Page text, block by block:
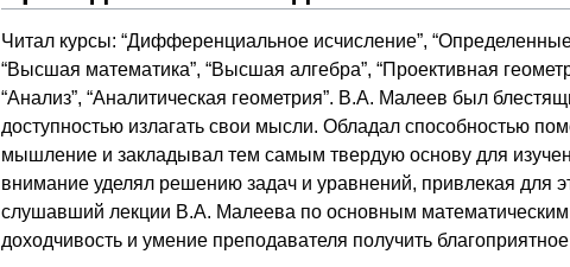
Читал курсы: “Дифференциальное исчисление”,
“Высшая математика”, “Высшая алгебра”, “Проективная
“Анализ”, “Аналитическая геометрия”. В.А. Малеев был
доступностью излагать свои мысли. Обладал способностью
мышление и закладывал тем самым твердую основу для
внимание уделял решению задач и уравнений, привлекая для
слушавший лекции В.А. Малеева по основным математическим
доходчивость и умение преподавателя получить